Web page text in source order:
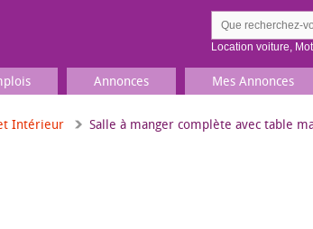
Location voiture,
Annonces Mes Annonces
Intérieur Salle à manger complète avec table